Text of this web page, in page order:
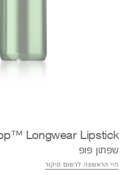
Longwear Lipstick
שפתון פופ
היי הראשונה לרשום סיקור